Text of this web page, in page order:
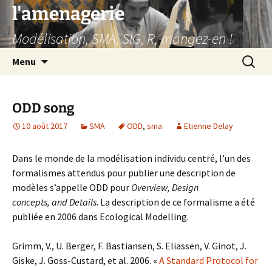
Aller
contenu
l'amenagerie
Modélisation, SMA, SIG, R, mangez-en !
Menu
ODD song
10 août 2017 SMA ODD, sma Etienne Delay
Dans le monde de la modélisation individu centré, l’un des
formalismes attendus pour publier une description de
modèles s’appelle ODD pour Overview, Design
concepts, and Details. La description de ce formalisme a été
publiée en 2006 dans Ecological Modelling.
Grimm, V., U. Berger, F. Bastiansen, S. Eliassen, V. Ginot, J.
Giske, J. Goss-Custard, et al. 2006. « A Standard Protocol for